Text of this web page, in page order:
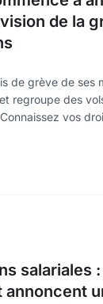
de la
de grève de ses
regroupe des
vos
salariales
annoncent